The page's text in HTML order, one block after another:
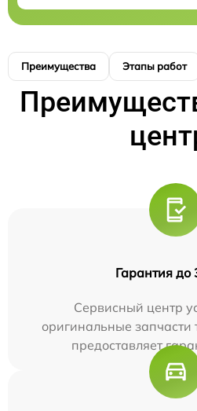
Преимущества Этапы работ
Гарантия до
Сервисный центр
оригинальные запчасти
предоставляет